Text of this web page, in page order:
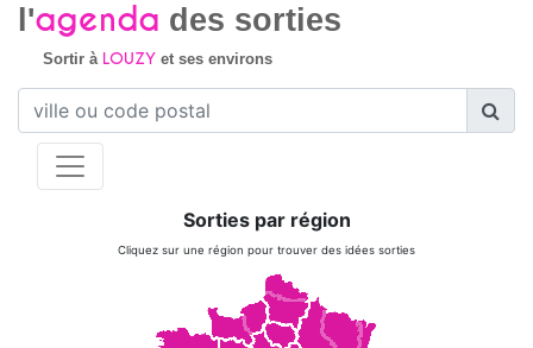
l'agenda des sorties
Sortir à LOUZYet ses environs
Sorties par région
Cliquez sur une région pour trouver des idées sorties